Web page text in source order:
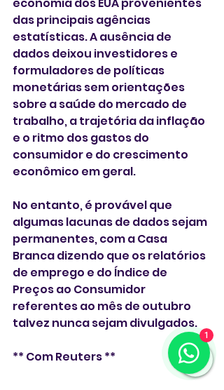
das principais agências
estatísticas. A ausência de
dados deixou investidores e
formuladores de políticas
monetárias sem orientações
sobre a saúde do mercado de
trabalho, a trajetória da inflação
e o ritmo dos gastos do
consumidor e do crescimento
econômico em geral.
No entanto, é provável que
algumas lacunas de dados sejam
permanentes, com a Casa
Branca dizendo que os relatórios
de emprego e do Índice de
Preços ao Consumidor
referentes ao mês de outubro
talvez nunca sejam divulgados.
** Com Reuters **
1